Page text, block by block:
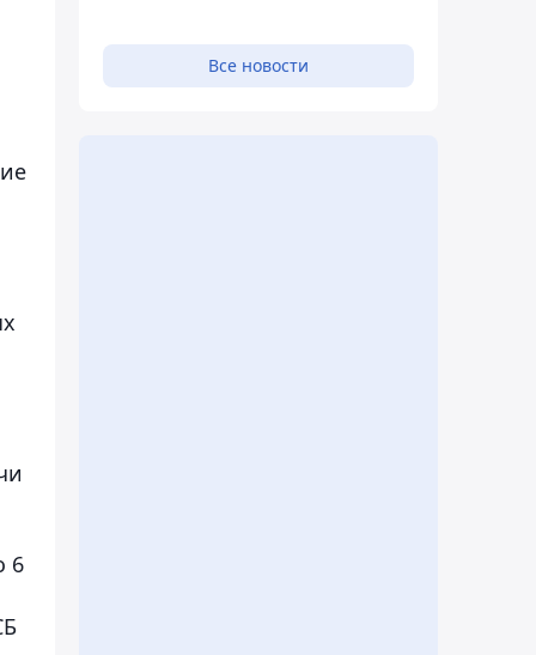
6
Все новости